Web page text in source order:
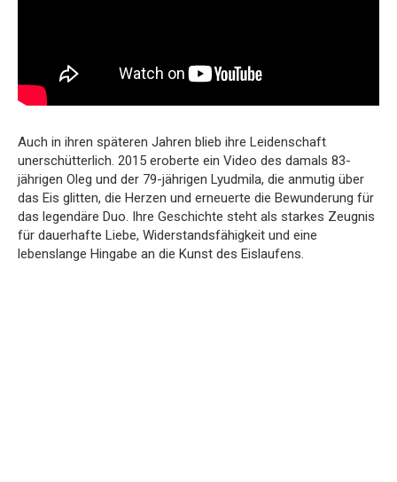
Auch in ihren späteren Jahren blieb ihre Leidenschaft
unerschütterlich. 2015 eroberte ein Video des damals 83-
jährigen Oleg und der 79-jährigen Lyudmila, die anmutig über
das Eis glitten, die Herzen und erneuerte die Bewunderung für
das legendäre Duo. Ihre Geschichte steht als starkes Zeugnis
für dauerhafte Liebe, Widerstandsfähigkeit und eine
lebenslange Hingabe an die Kunst des Eislaufens.